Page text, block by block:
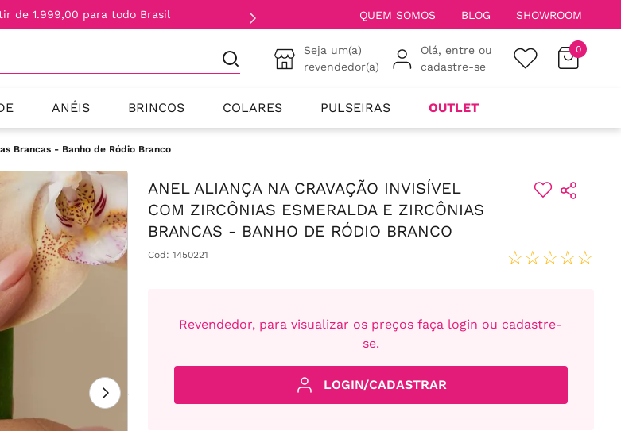
de 1.999,00 para todo Brasil QUEM SOMOS BLOG SHOWROOM
Seja um(a)
revendedor(a)
Olá, entre ou
cadastre-se
0
ANÉIS BRINCOS COLARES PULSEIRAS OUTLET
Brancas - Banho de Ródio Branco
ANEL ALIANÇA NA CRAVAÇÃO INVISÍVEL
COM ZIRCÔNIAS ESMERALDA E ZIRCÔNIAS
BRANCAS - BANHO DE RÓDIO BRANCO
Cod: 1450221 ☆☆☆☆☆
Revendedor, para visualizar os preços faça login ou cadastre-
se.
LOGIN/CADASTRAR